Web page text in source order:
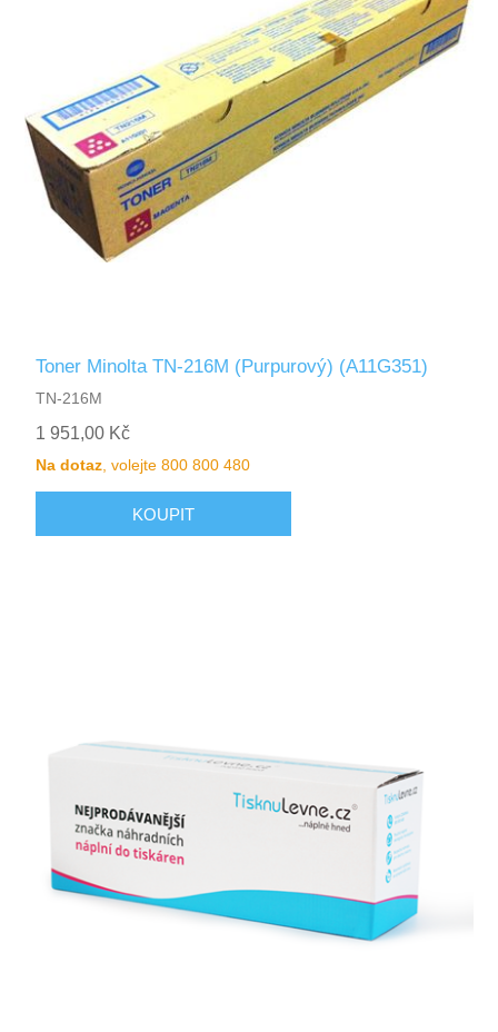
Toner Minolta TN-216M (Purpurový) (A11G351)
TN-216M
1 951,00 Kč
Na dotaz , volejte 800 800 480